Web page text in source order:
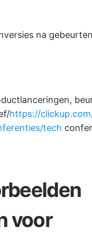
na
https://
tech
voor